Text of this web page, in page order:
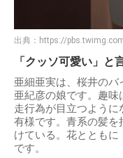
出典： https://
「クッソ可愛い」と
亜細亜実は、桜井のバ
亜紀彦の娘です。趣
走行為が目立つよう
有様です。青系の髪
けている。花ととも
です。